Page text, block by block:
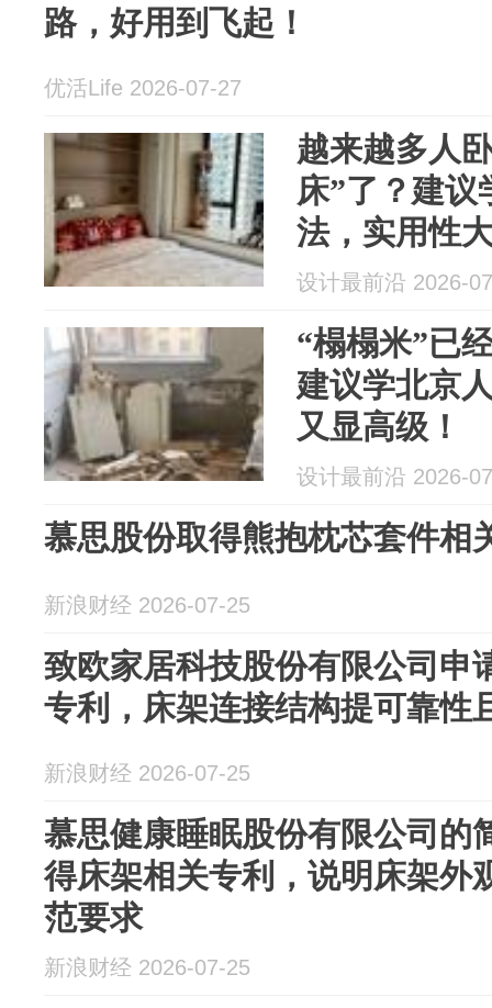
路，好用到飞起！
优活Life 2026-07-27
越来越多人
床”了？建议
法，实用性
设计最前沿 2026-
“榻榻米”已
建议学北京
又显高级！
设计最前沿 2026-
慕思股份取得熊抱枕芯套件相
新浪财经 2026-07-25
致欧家居科技股份有限公司申
专利，床架连接结构提可靠性
新浪财经 2026-07-25
慕思健康睡眠股份有限公司的
得床架相关专利，说明床架外
范要求
新浪财经 2026-07-25